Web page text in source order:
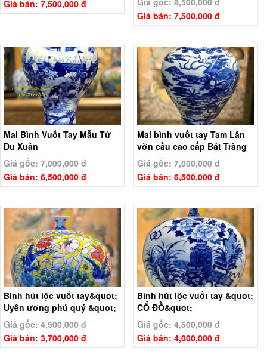
Giá bán: 7,500,000 đ
Giá bán: 7,500,000 đ
Mai Bình Vuốt Tay Mẫu Tử
Du Xuân
Giá gốc: 7,000,000 đ
Giá bán: 6,500,000 đ
Mai bình vuốt tay Tam Lân
vờn cầu cao cấp Bát Tràng
Giá gốc: 7,000,000 đ
Giá bán: 6,500,000 đ
Bình hút lộc vuốt tay&quot;
Uyên ương phú quý &quot;
Giá gốc: 4,500,000 đ
Giá bán: 3,700,000 đ
Bình hút lộc vuốt tay &quot;
CỔ ĐỒ&quot;
Giá gốc: 4,500,000 đ
Giá bán: 4,000,000 đ